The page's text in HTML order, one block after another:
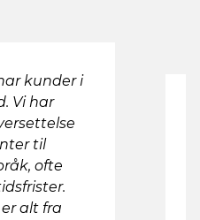
kunder i
Vi har
til
ofte
alt fra